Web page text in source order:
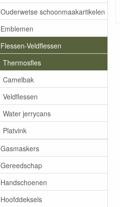
Ouderwetse schoonmaakartikelen
Emblemen
Flessen-Veldflessen
Thermosfles
Camelbak
Veldflessen
Water jerrycans
Platvink
Gasmaskers
Gereedschap
Handschoenen
Hoofddeksels